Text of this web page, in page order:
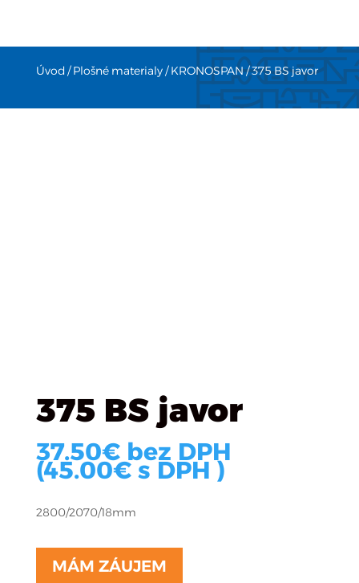
Úvod/Plošné materialy/KRONOSPAN/ 375 BS javor
375 BS javor
37.50€ bez DPH
(45.00€s DPH )
2800/2070/18mm
MÁM ZÁUJEM